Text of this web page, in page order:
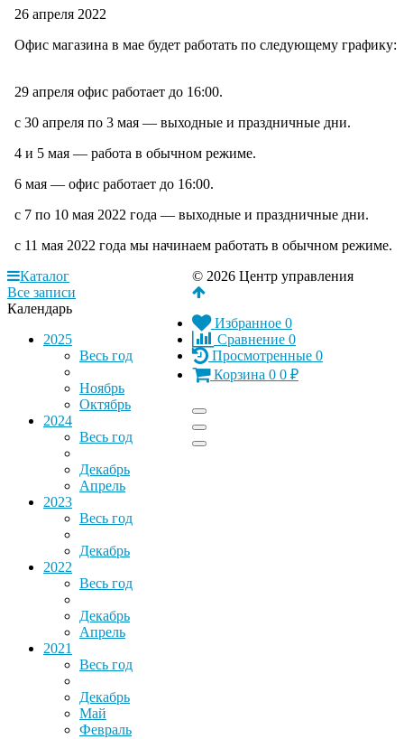
26 апреля 2022
Офис магазина в мае будет работать по следующему графику:
29 апреля офис работает до 16:00.
с 30 апреля по 3 мая — выходные и праздничные дни.
4 и 5 мая — работа в обычном режиме.
6 мая — офис работает до 16:00.
с 7 по 10 мая 2022 года — выходные и праздничные дни.
с 11 мая 2022 года мы начинаем работать в обычном режиме.
Каталог
Все записи
Календарь
2025
Весь год
Ноябрь
Октябрь
2024
Весь год
Декабрь
Апрель
2023
Весь год
Декабрь
2022
Весь год
Декабрь
Апрель
2021
Весь год
Декабрь
Май
Февраль
© 2026 Центр управления
Избранное 0
Сравнение 0
Просмотренные 0
Корзина 0 0 ₽